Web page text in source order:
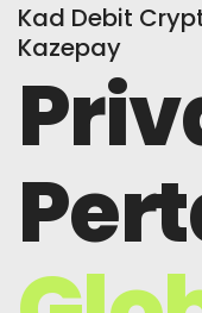
Kad Debit
Kazepay